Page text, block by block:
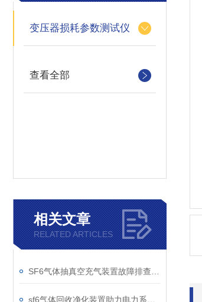
变压器损耗参数测试仪
查看全部
相关文章
RELATED ARTICLES